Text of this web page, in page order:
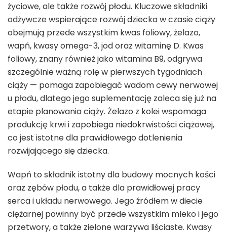
życiowe, ale także rozwój płodu. Kluczowe składniki
odżywcze wspierające rozwój dziecka w czasie ciąży
obejmują przede wszystkim kwas foliowy, żelazo,
wapń, kwasy omega-3, jod oraz witaminę D. Kwas
foliowy, znany również jako witamina B9, odgrywa
szczególnie ważną rolę w pierwszych tygodniach
ciąży — pomaga zapobiegać wadom cewy nerwowej
u płodu, dlatego jego suplementację zaleca się już na
etapie planowania ciąży. Żelazo z kolei wspomaga
produkcję krwi i zapobiega niedokrwistości ciążowej,
co jest istotne dla prawidłowego dotlenienia
rozwijającego się dziecka.
Wapń to składnik istotny dla budowy mocnych kości
oraz zębów płodu, a także dla prawidłowej pracy
serca i układu nerwowego. Jego źródłem w diecie
ciężarnej powinny być przede wszystkim mleko i jego
przetwory, a także zielone warzywa liściaste. Kwasy